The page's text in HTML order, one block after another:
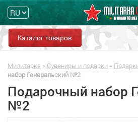
Каталог товаров
Милитарка » Сувениры и подарки »
набор Генеральский №2
Подарочный набор
№2